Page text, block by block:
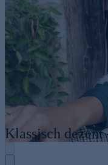
Klassisch